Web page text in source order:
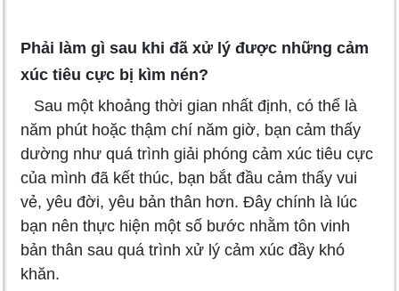
Phải làm gì sau khi đã xử lý được những cảm
xúc tiêu cực bị kìm nén?
Sau một khoảng thời gian nhất định, có thể là
năm phút hoặc thậm chí năm giờ, bạn cảm thấy
dường như quá trình giải phóng cảm xúc tiêu cực
của mình đã kết thúc, bạn bắt đầu cảm thấy vui
vẻ, yêu đời, yêu bản thân hơn. Đây chính là lúc
bạn nên thực hiện một số bước nhằm tôn vinh
bản thân sau quá trình xử lý cảm xúc đầy khó
khăn.